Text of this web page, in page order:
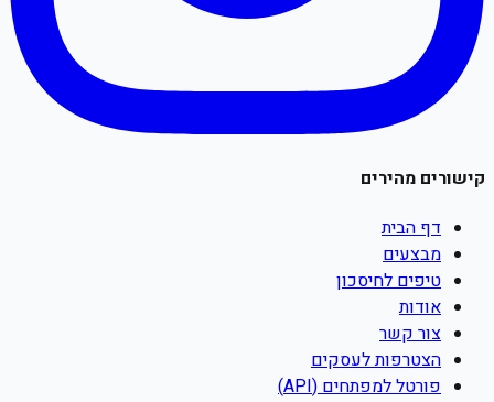
קישורים מהירים
דף הבית
מבצעים
טיפים לחיסכון
אודות
צור קשר
הצטרפות לעסקים
פורטל למפתחים (API)